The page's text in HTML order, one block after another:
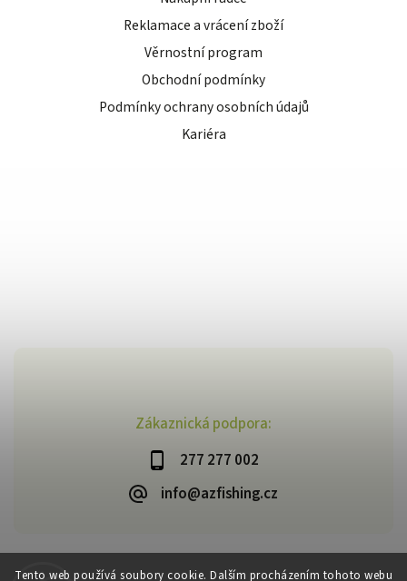
Tento web používá soubory cookie. Dalším procházením tohoto webu
Zákaznická podpora:
277 277 002
info@azfishing.cz
Reklamace a vrácení zboží
Věrnostní program
Obchodní podmínky
Podmínky ochrany osobních údajů
Kariéra